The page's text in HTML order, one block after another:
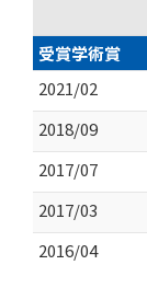
受賞学術賞
2021/02
2018/09
2017/07
2017/03
2016/04